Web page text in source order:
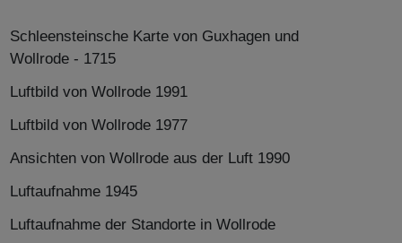
Schleensteinsche Karte von Guxhagen und
Wollrode - 1715
Luftbild von Wollrode 1991
Luftbild von Wollrode 1977
Ansichten von Wollrode aus der Luft 1990
Luftaufnahme 1945
Luftaufnahme der Standorte in Wollrode